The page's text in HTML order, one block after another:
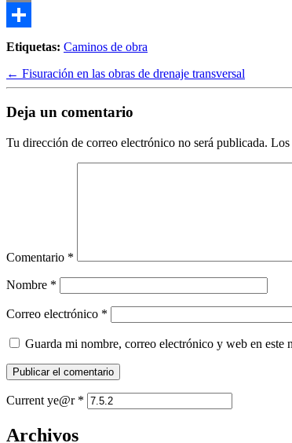
Email
Compartir
Etiquetas: Caminos de obra
← Fisuración en las obras de drenaje transversal
Deja un comentario
Tu dirección de correo electrónico no será publicada. Los
Comentario *
Nombre *
Correo electrónico *
Guarda mi nombre, correo electrónico y web en este
Current ye@r *
Archivos